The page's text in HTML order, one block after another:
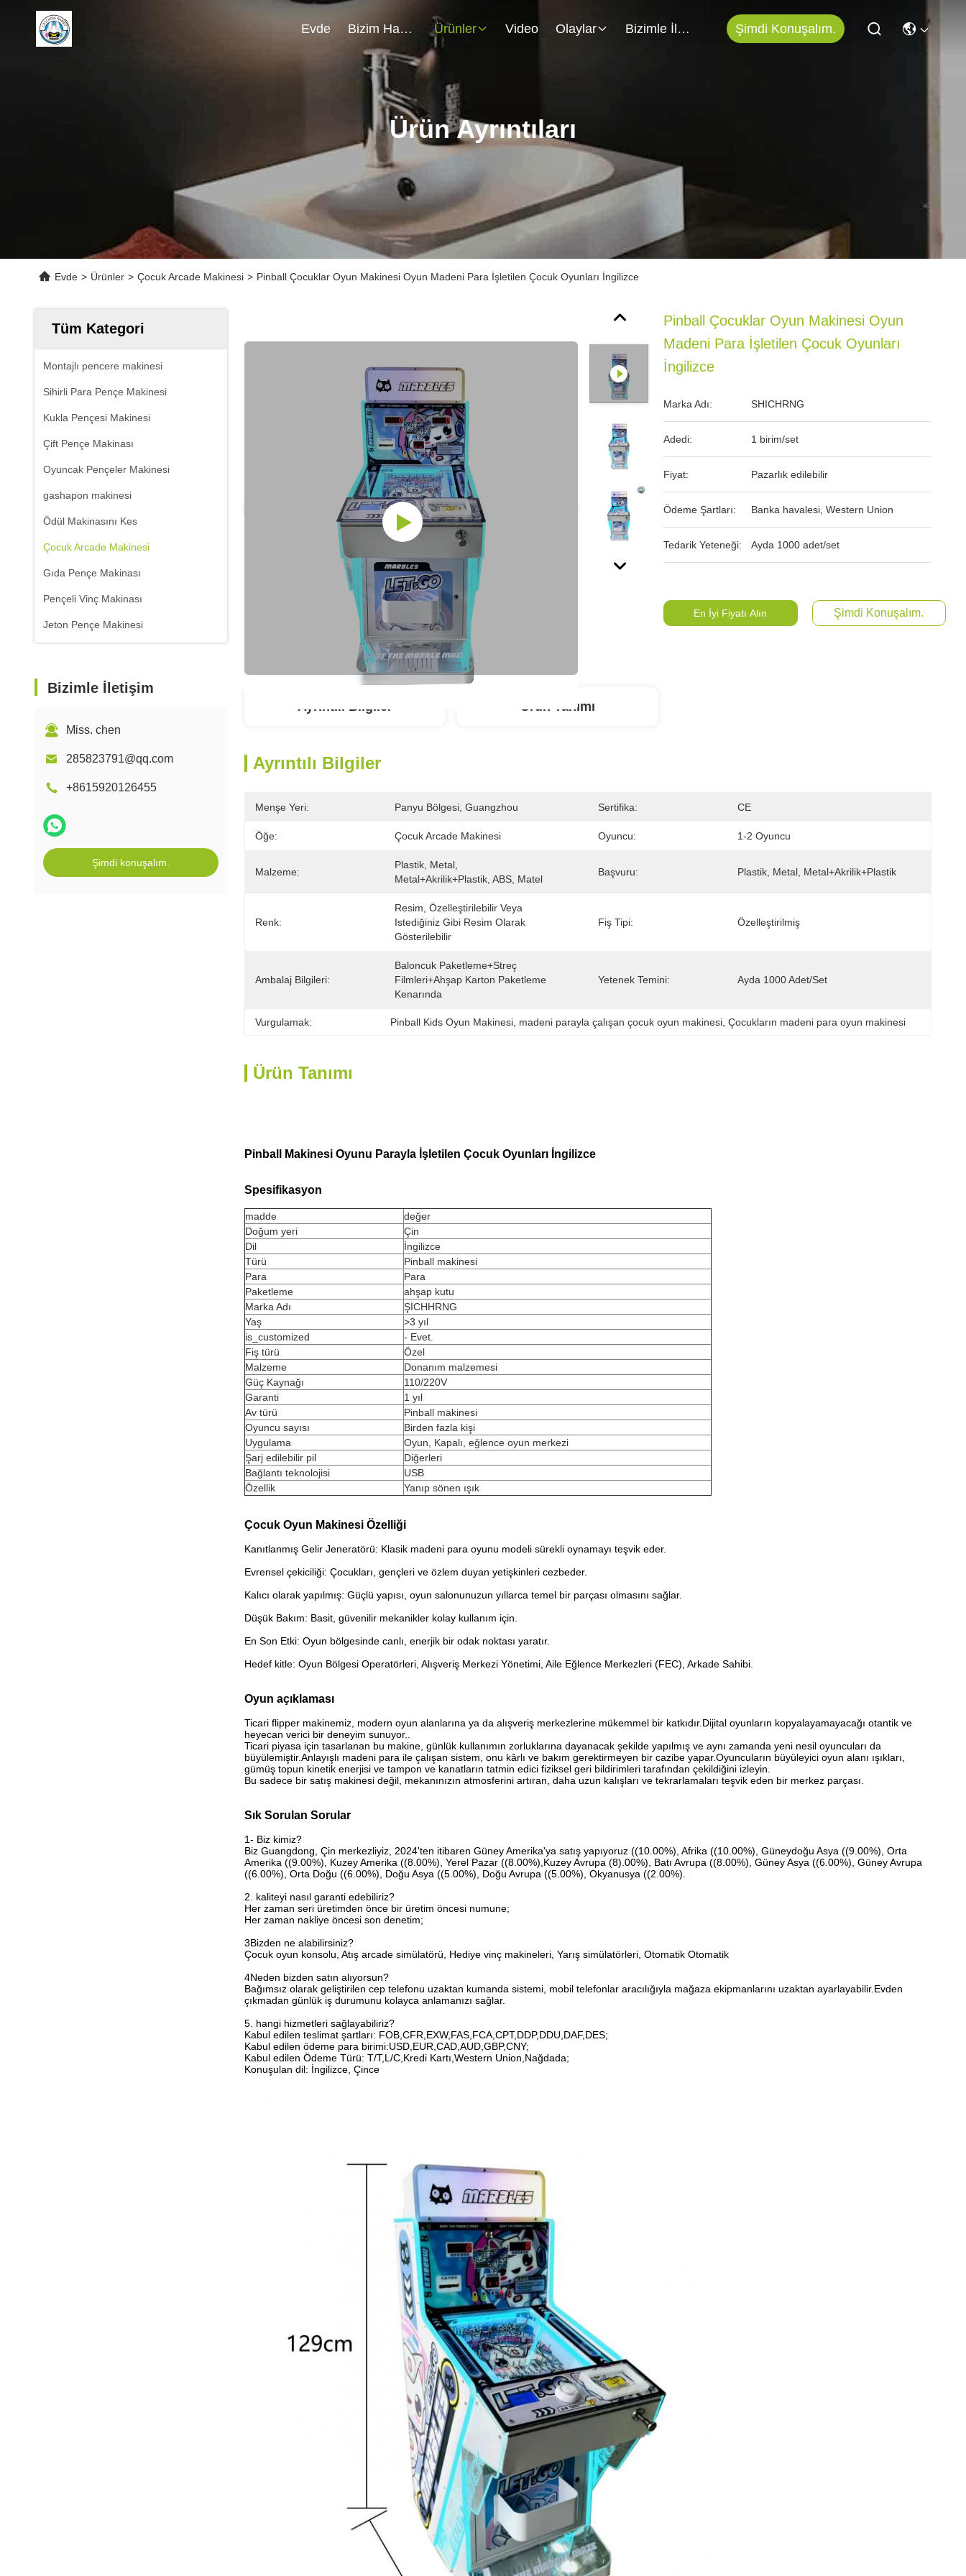
Evde Bizim Hakkımızda Ürünler Video Olaylar Bizimle İletişim Şimdi Konuşalım.
Ürün Ayrıntıları
Evde > Ürünler > Çocuk Arcade Makinesi > Pinball Çocuklar Oyun Makinesi Oyun Madeni Para İşletilen Çocuk Oyunları İngilizce
Tüm Kategori
Montajlı pencere makinesi
Sihirli Para Pençe Makinesi
Kukla Pençesi Makinesi
Çift Pençe Makinası
Oyuncak Pençeler Makinesi
gashapon makinesi
Ödül Makinasını Kes
Çocuk Arcade Makinesi
Gıda Pençe Makinası
Pençeli Vinç Makinası
Jeton Pençe Makinesi
Bizimle İletişim
Miss. chen
285823791@qq.com
+8615920126455
Şimdi konuşalım.
Pinball Çocuklar Oyun Makinesi Oyun
Madeni Para İşletilen Çocuk Oyunları
İngilizce
Marka Adı: SHICHRNG
Adedi: 1 birim/set
Fiyat: Pazarlık edilebilir
Ödeme Şartları: Banka havalesi, Western Union
Tedarik Yeteneği: Ayda 1000 adet/set
En İyi Fiyatı Alın Şimdi Konuşalım.
Ayrıntılı Bilgiler Ürün Tanımı
Ayrıntılı Bilgiler
Menşe Yeri: Panyu Bölgesi, Guangzhou Sertifika: CE
Öğe: Çocuk Arcade Makinesi Oyuncu: 1-2 Oyuncu
Malzeme:
Plastik, Metal,
Metal+akrilik+plastik, ABS, Matel
Başvuru: Plastik, Metal, Metal+akrilik+plastik
Renk:
Resim, Özelleştirilebilir Veya
Istediğiniz Gibi Resim Olarak
Gösterilebilir
Fiş Tipi: Özelleştirilmiş
Ambalaj Bilgileri:
Baloncuk Paketleme+streç
Filmleri+ahşap Karton Paketleme
Kenarında
Yetenek Temini: Ayda 1000 Adet/set
Vurgulamak: Pinball Kids Oyun Makinesi madeni parayla çalışan çocuk oyun makinesi , Çocukların madeni para oyun makinesi
Ürün Tanımı
Pinball Makinesi Oyunu Parayla İşletilen Çocuk Oyunları İngilizce
Spesifikasyon
madde
değer
Doğum yeri
Çin
Dil
İngilizce
Türü
Pinball makinesi
Para
Para
Paketleme
ahşap kutu
Marka Adı
ŞİCHHRNG
Yaş
>3 yıl
is_customized
- Evet.
Fiş türü
Özel
Malzeme
Donanım malzemesi
Güç Kaynağı
110/220V
Garanti
1 yıl
Av türü
Pinball makinesi
Oyuncu sayısı
Birden fazla kişi
Uygulama
Oyun, Kapalı, eğlence oyun merkezi
Şarj edilebilir pil
Diğerleri
Bağlantı teknolojisi
USB
Özellik
Yanıp sönen ışık
Çocuk Oyun Makinesi Özelliği
Kanıtlanmış Gelir Jeneratörü: Klasik madeni para oyunu modeli sürekli oynamayı teşvik eder.
Evrensel çekiciliği: Çocukları, gençleri ve özlem duyan yetişkinleri cezbeder.
Kalıcı olarak yapılmış: Güçlü yapısı, oyun salonunuzun yıllarca temel bir parçası olmasını sağlar.
Düşük Bakım: Basit, güvenilir mekanikler kolay kullanım için.
En Son Etki: Oyun bölgesinde canlı, enerjik bir odak noktası yaratır.
Hedef kitle: Oyun Bölgesi Operatörleri, Alışveriş Merkezi Yönetimi, Aile Eğlence Merkezleri (FEC), Arkade Sahibi.
Oyun açıklaması
Ticari flipper makinemiz, modern oyun alanlarına ya da alışveriş merkezlerine mükemmel bir katkıdır.Dijital oyunların kopyalayamayacağı otantik ve
heyecan verici bir deneyim sunuyor..
Ticari piyasa için tasarlanan bu makine, günlük kullanımın zorluklarına dayanacak şekilde yapılmış ve aynı zamanda yeni nesil oyuncuları da
büyülemiştir.Anlayışlı madeni para ile çalışan sistem, onu kârlı ve bakım gerektirmeyen bir cazibe yapar.Oyuncuların büyüleyici oyun alanı ışıkları,
gümüş topun kinetik enerjisi ve tampon ve kanatların tatmin edici fiziksel geri bildirimleri tarafından çekildiğini izleyin.
Bu sadece bir satış makinesi değil, mekanınızın atmosferini artıran, daha uzun kalışları ve tekrarlamaları teşvik eden bir merkez parçası.
Sık Sorulan Sorular
1- Biz kimiz?
Biz Guangdong, Çin merkezliyiz, 2024'ten itibaren Güney Amerika'ya satış yapıyoruz ((10.00%), Afrika ((10.00%), Güneydoğu Asya ((9.00%), Orta
Amerika ((9.00%), Kuzey Amerika ((8.00%), Yerel Pazar ((8.00%),Kuzey Avrupa (8).00%), Batı Avrupa ((8.00%), Güney Asya ((6.00%), Güney Avrupa
((6.00%), Orta Doğu ((6.00%), Doğu Asya ((5.00%), Doğu Avrupa ((5.00%), Okyanusya ((2.00%).
2. kaliteyi nasıl garanti edebiliriz?
Her zaman seri üretimden önce bir üretim öncesi numune;
Her zaman nakliye öncesi son denetim;
3Bizden ne alabilirsiniz?
Çocuk oyun konsolu, Atış arcade simülatörü, Hediye vinç makineleri, Yarış simülatörleri, Otomatik Otomatik
4Neden bizden satın alıyorsun?
Bağımsız olarak geliştirilen cep telefonu uzaktan kumanda sistemi, mobil telefonlar aracılığıyla mağaza ekipmanlarını uzaktan ayarlayabilir.Evden
çıkmadan günlük iş durumunu kolayca anlamanızı sağlar.
5. hangi hizmetleri sağlayabiliriz?
Kabul edilen teslimat şartları: FOB,CFR,EXW,FAS,FCA,CPT,DDP,DDU,DAF,DES;
Kabul edilen ödeme para birimi:USD,EUR,CAD,AUD,GBP,CNY;
Kabul edilen Ödeme Türü: T/T,L/C,Kredi Kartı,Western Union,Nağdada;
Konuşulan dil: İngilizce, Çince